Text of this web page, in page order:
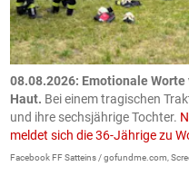
08.08.2026: Emotionale
Haut. Bei einem tragischen
und ihre sechsjährige Tochter.
meldet sich die 36-Jährige zu
Facebook FF Satteins / gofundme.com,